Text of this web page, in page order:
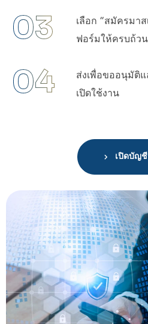
03
เลือก “สมัครมา
ฟอร์มให้ครบถ้วน
04
ส่งเพื่อขออนุมัติ
เปิดใช้งาน
เปิดบัญชี